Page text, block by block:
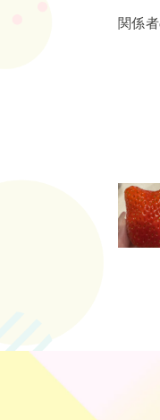
関係